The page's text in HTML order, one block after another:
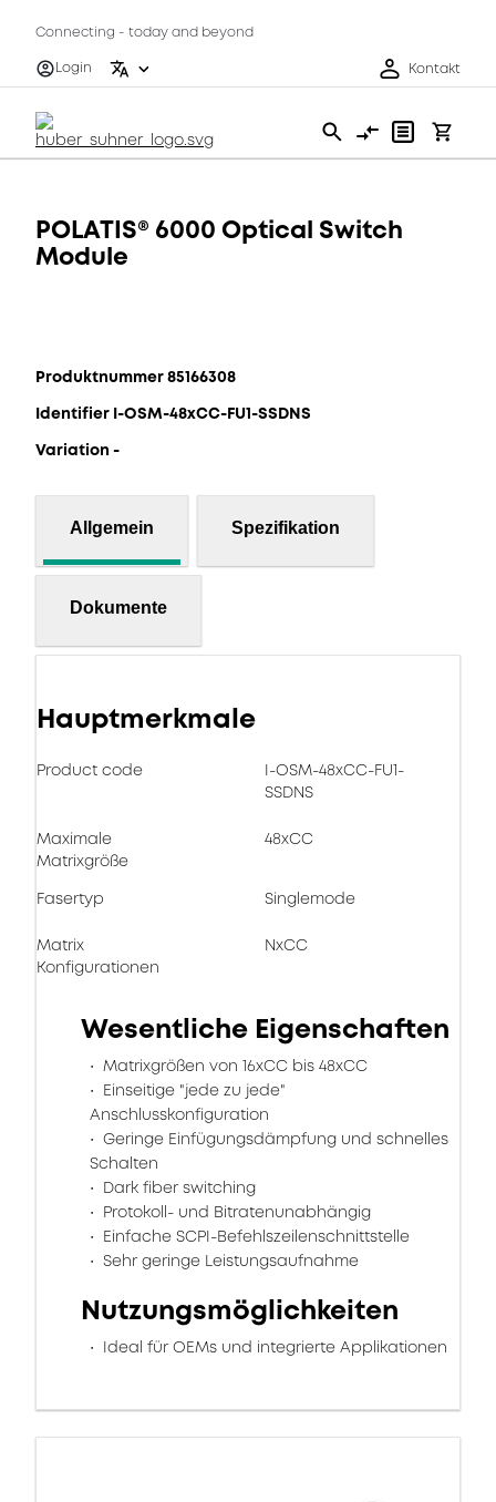
Connecting - today and beyond
Login
Kontakt
POLATIS® 6000 Optical Switch
Module
Produktnummer 85166308
Identifier I-OSM-48xCC-FU1-SSDNS
Variation -
Allgemein Spezifikation
Dokumente
Hauptmerkmale
Product code
I-OSM-48xCC-FU1-
SSDNS
Maximale
Matrixgröße
48xCC
Fasertyp Singlemode
Matrix
Konfigurationen
NxCC
Wesentliche Eigenschaften
Matrixgrößen von 16xCC bis 48xCC
Einseitige "jede zu jede"
Anschlusskonfiguration
Geringe Einfügungsdämpfung und schnelles
Schalten
Dark fiber switching
Protokoll- und Bitratenunabhängig
Einfache SCPI-Befehlszeilenschnittstelle
Sehr geringe Leistungsaufnahme
Nutzungsmöglichkeiten
Ideal für OEMs und integrierte Applikationen